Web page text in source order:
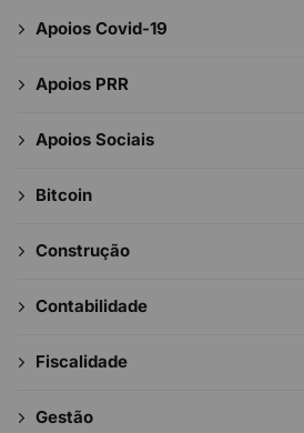
Apoios Covid-19
Apoios PRR
Apoios Sociais
Bitcoin
Construção
Contabilidade
Fiscalidade
Gestão